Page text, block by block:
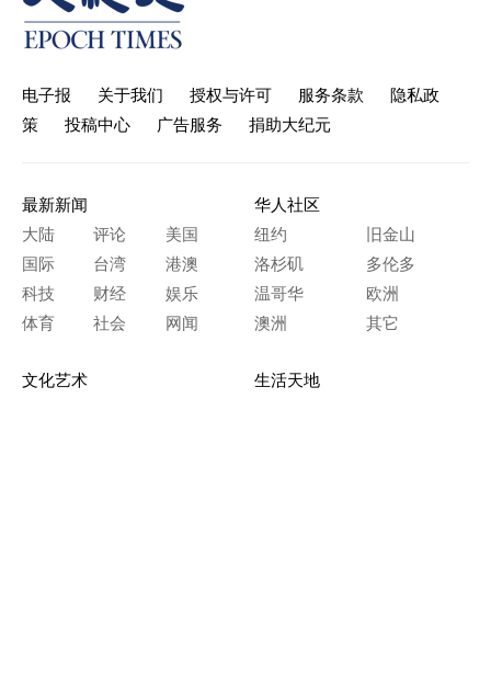
电子报 关于我们 授权与许可 服务条款
隐私政
策
投稿中心 广告服务 捐助大纪元
最新新闻
大陆
评论
美国
国际
台湾
港澳
科技
财经
娱乐
体育
社会 网闻
华人社区
纽约
旧金山
洛杉矶
多伦多
温哥华
欧洲
澳洲
其它
文化艺术
生活天地